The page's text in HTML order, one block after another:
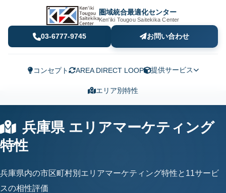
圏域統合最適化センター
Ken'iki Tougou Saitekika Center
03-6777-9745 お問い合わせ
コンセプト AREA DIRECT LOOP 提供サービス
エリア別特性
兵庫県 エリアマーケティング
特性
兵庫県内の市区町村別エリアマーケティング特性と11サービ
スの相性評価